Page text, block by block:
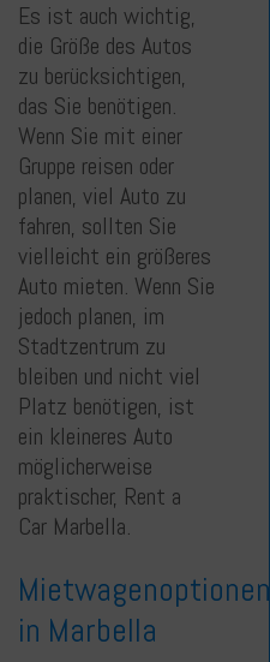
Es ist auch wichtig,
die Größe des Autos
zu berücksichtigen,
das Sie benötigen.
Wenn Sie mit einer
Gruppe reisen oder
planen, viel Auto zu
fahren, sollten Sie
vielleicht ein größeres
Auto mieten. Wenn Sie
jedoch planen, im
Stadtzentrum zu
bleiben und nicht viel
Platz benötigen, ist
ein kleineres Auto
möglicherweise
praktischer, Rent a
Car Marbella.
Mietwagenoptionen
in Marbella